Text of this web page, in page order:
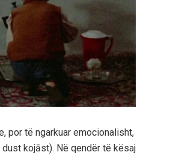
por të ngarkuar emocionalisht,
kojāst). Në qendër të kësaj